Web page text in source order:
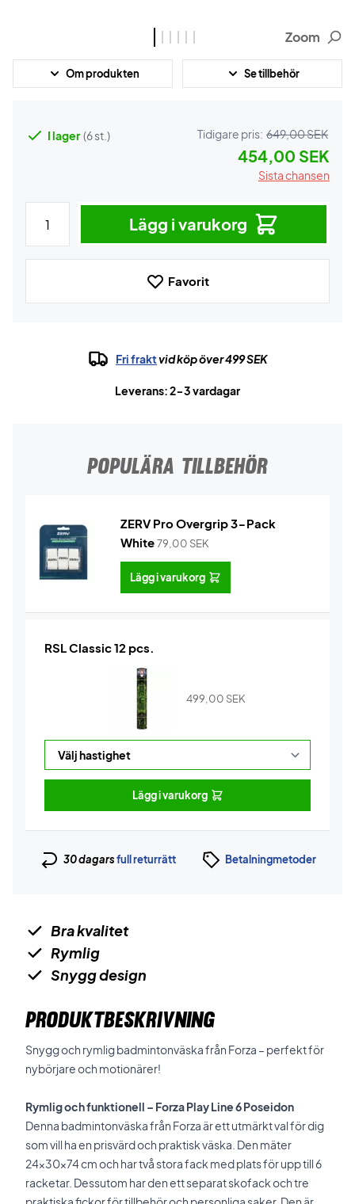
Zoom
Om produkten Se tillbehör
I lager (6 st.) Tidigare pris: 649,00 SEK
454,00 SEK
Sista chansen
Lägg i varukorg
Favorit
Fri fraktvid köp över 499 SEK
Leverans: 2-3 vardagar
POPULÄRA TILLBEHÖR
ZERV Pro Overgrip 3-Pack
White79,00 SEK
Lägg i varukorg
RSL Classic 12 pcs.
499,00 SEK
Lägg i varukorg
30 dagarsfull returrätt Betalningmetoder
Bra kvalitet
Rymlig
Snygg design
PRODUKTBESKRIVNING
Snygg och rymlig badmintonväska från Forza – perfekt för
nybörjare och motionärer!
Rymlig och funktionell – Forza Play Line 6 Poseidon
Denna badmintonväska från Forza är ett utmärkt val för dig
som vill ha en prisvärd och praktisk väska. Den mäter
24x30x74 cm och har två stora fack med plats för upp till 6
racketar. Dessutom har den ett separat skofack och tre